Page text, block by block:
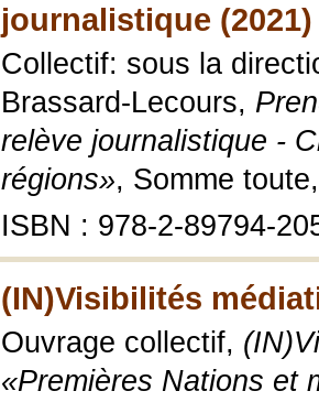
journalistique (2021)
Collectif: sous la
Brassard-Lecours,
relève journalistique -
régions», Somme
ISBN : 978-2-89794-
(IN)Visibilités
Ouvrage collectif,
«Premières Nations et